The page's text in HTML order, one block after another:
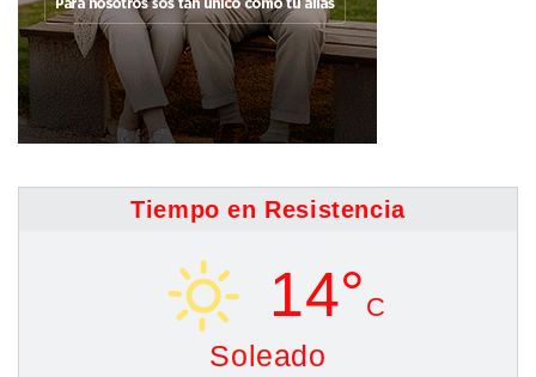
Tiempo en Resistencia
14° C
Soleado